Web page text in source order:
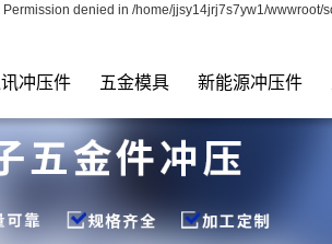
denied in /home/jjsy14jrj7s7yw1/wwwroot/
冲压件 五金模具 新能源冲压件